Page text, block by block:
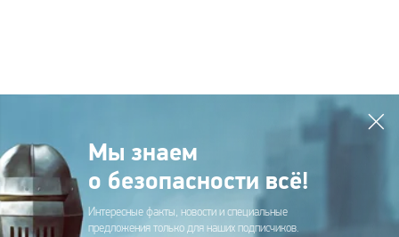
Мы знаем
о безопасности всё!
Интересные факты, новости и специальные
предложения только для наших подписчиков.